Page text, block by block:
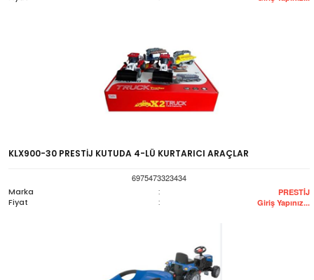
KLX900-30 PRESTİJ KUTUDA 4-LÜ KURTARICI ARAÇLAR
6975473323434
Marka
: PRESTİJ
Fiyat : Giriş Yapınız...